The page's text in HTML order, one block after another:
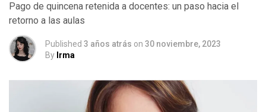
Pago de quincena retenida a docentes: un paso hacia el
retorno a las aulas
Published 3 años atrás on 30 noviembre, 2023
By Irma